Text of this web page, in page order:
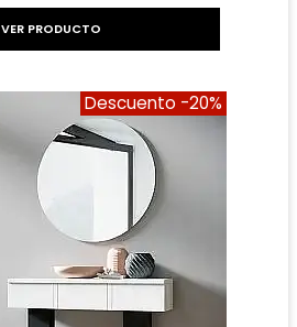
VER PRODUCTO
Descuento -20%